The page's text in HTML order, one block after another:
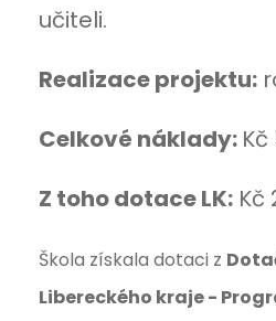
učiteli.
Realizace projektu:
Celkové náklady: Kč
Z toho dotace LK: Kč
Škola získala dotaci z
Libereckého kraje -